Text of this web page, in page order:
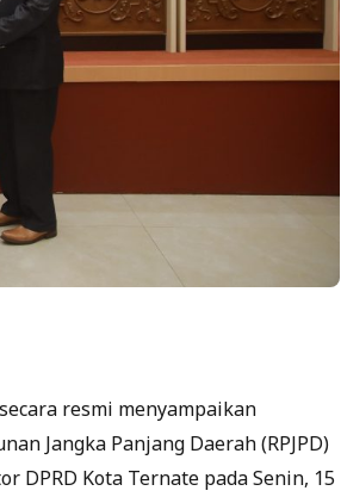
resmi menyampaikan
Jangka Panjang Daerah (RPJPD)
DPRD Kota Ternate pada Senin, 15